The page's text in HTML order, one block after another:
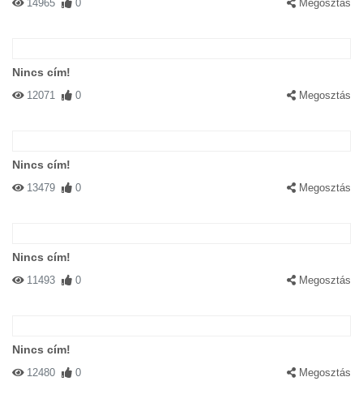
14965 0 Megosztás
Nincs cím!
12071 0 Megosztás
Nincs cím!
13479 0 Megosztás
Nincs cím!
11493 0 Megosztás
Nincs cím!
12480 0 Megosztás